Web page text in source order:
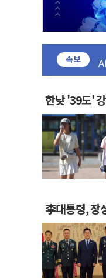
속보
"
[
"
한낮 '39도'
李대통령, 장